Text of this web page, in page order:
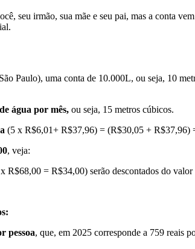
seu irmão, sua mãe e seu pai, mas a conta
Paulo), uma conta de 10.000L, ou seja, 10
água por mês, ou seja, 15 metros cúbicos.
(5 x R$6,01+ R$37,96) = (R$30,05 + R$37,96)
, veja:
R$68,00 = R$34,00) serão descontados do valor
pessoa, que, em 2025 corresponde a 759 reais